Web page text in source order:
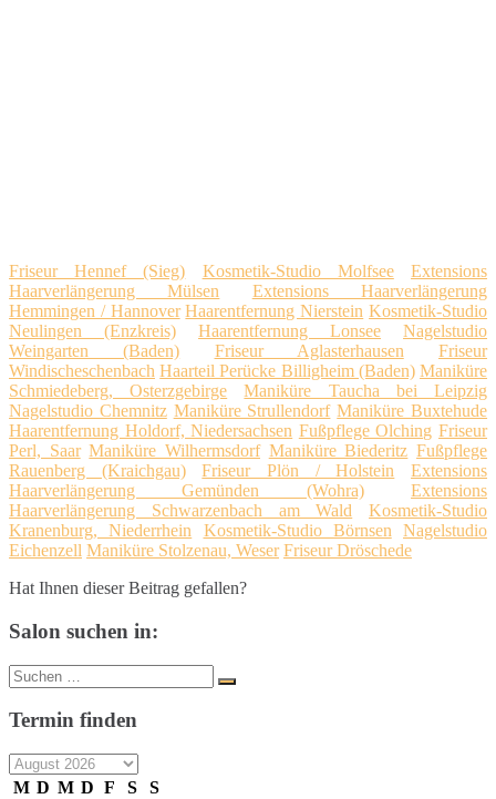
Friseur Hennef (Sieg) Kosmetik-Studio Molfsee
Extensions
Haarverlängerung Mülsen
Extensions Haarverlängerung
Hemmingen / Hannover Haarentfernung Nierstein Kosmetik-Studio
Neulingen (Enzkreis)
Haarentfernung Lonsee
Nagelstudio
Weingarten (Baden)
Friseur Aglasterhausen
Friseur
Windischeschenbach Haarteil Perücke Billigheim (Baden) Maniküre
Schmiedeberg, Osterzgebirge
Maniküre Taucha bei Leipzig
Nagelstudio Chemnitz Maniküre Strullendorf Maniküre Buxtehude
Haarentfernung Holdorf, Niedersachsen Fußpflege Olching Friseur
Perl, Saar Maniküre Wilhermsdorf Maniküre Biederitz Fußpflege
Rauenberg (Kraichgau)
Friseur Plön / Holstein
Extensions
Haarverlängerung Gemünden (Wohra)
Extensions
Haarverlängerung Schwarzenbach am Wald
Kosmetik-Studio
Kranenburg, Niederrhein
Kosmetik-Studio Börnsen
Nagelstudio
Eichenzell Maniküre Stolzenau, Weser Friseur Dröschede
Hat Ihnen dieser Beitrag gefallen?
Salon suchen in:
Suche
nach:
Suchen
Termin finden
M D M D F S
S